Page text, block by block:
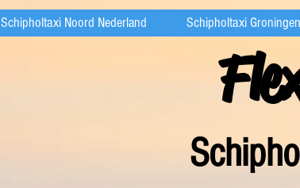
Schipholtaxi Noord Nederland Schipholtaxi Groningen